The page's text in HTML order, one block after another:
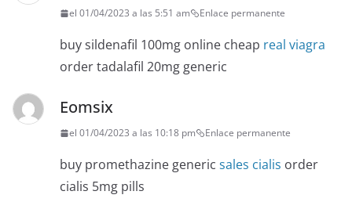
el 01/04/2023 a las 5:51 am Enlace permanente
buy sildenafil 100mg online cheap real viagra
order tadalafil 20mg generic
Eomsix
el 01/04/2023 a las 10:18 pm Enlace permanente
buy promethazine generic sales cialis order
cialis 5mg pills